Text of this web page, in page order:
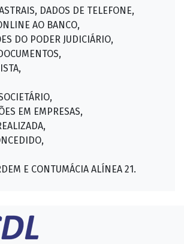
DADOS DE TELEFONE,
AO BANCO,
DO PODER JUDICIÁRIO,
EM EMPRESAS,
E CONTUMÁCIA ALÍNEA 21.